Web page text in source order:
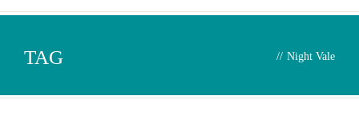
TAG // Night Vale